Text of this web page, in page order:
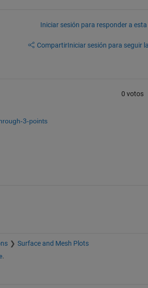
Iniciar sesión para responder a
CompartirIniciar sesión para seguir
0 votos
3-points
Surface and Mesh Plots
.